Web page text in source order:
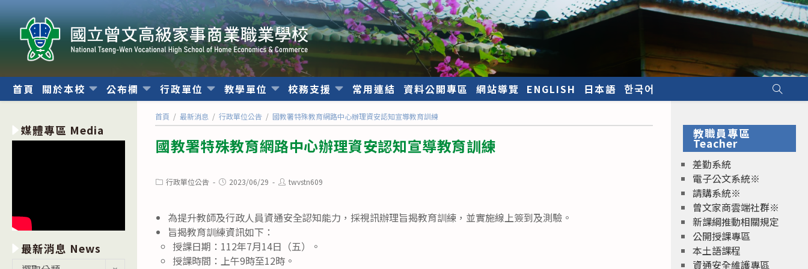
轉
內
首頁 關於本校 公布欄 行政單位 教學單位 校務支援 常用連結 資料公開專區 網站導覽 ENGLISH 日本語 한국어
首頁 / 最新消息 / 行政單位公告 / 國教署特殊教育網路中心辦理資安認知宣導教育訓練
國教署特殊教育網路中心辦理資安認知宣導教育訓練
Post行政單位公告
Post2023/06/29
Posttwvstn609
為提升教師及行政人員資通安全認知能力，採視訊辦理旨揭教育訓練，並實施線上簽到及測驗。
旨揭教育訓練資訊如下：
授課日期：112年7月14日（五）。
授課時間：上午9時至12時。
媒體專區 Media
最新消息 News
教職員專區
Teacher
差勤系統
電子公文系統※
請購系統※
曾文家商雲端社群※
新課綱推動相關規定
公開授課專區
本土語課程
資通安全維護專區